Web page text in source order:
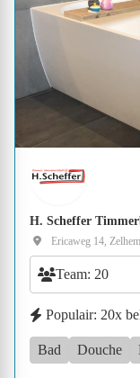
H. Scheffer
Ericaweg 14, Zelhem
Team: 20
Populair: 20x
Bad Douche